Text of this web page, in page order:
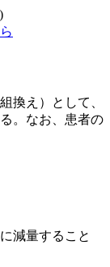
換え）として、
。なお、患者の
減量すること